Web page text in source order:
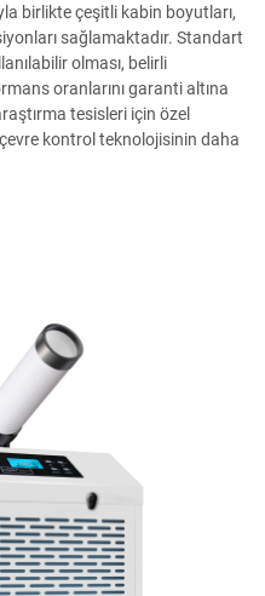
birlikte çeşitli kabin boyutları,
sağlamaktadır. Standart
olması, belirli
oranlarını garanti altına
tesisleri için özel
kontrol teknolojisinin daha